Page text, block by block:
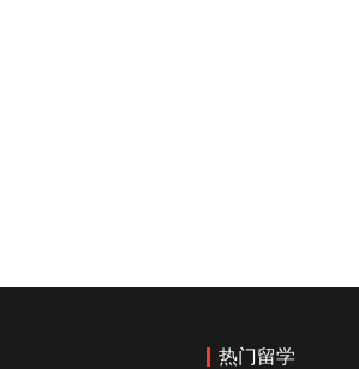
热门留学